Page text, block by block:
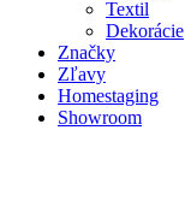
Textil
Dekorácie
Značky
Zľavy
Homestaging
Showroom